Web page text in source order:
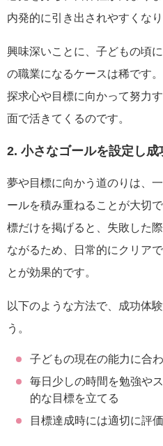
内発的に引き出されやすくなり
興味深いことに、子どもの頃
の職業になるケースは稀です
探求心や目標に向かって努力
面で活きてくるのです。
2. 小さなゴールを設定し
夢や目標に向かう道のりは、
ールを積み重ねることが大切
標だけを掲げると、失敗した
ながるため、日常的にクリア
とが効果的です。
以下のような方法で、成功体
う。
子どもの現在の能力に合
毎日少しの時間を勉強や
的な目標を立てる
目標達成時には適切に評